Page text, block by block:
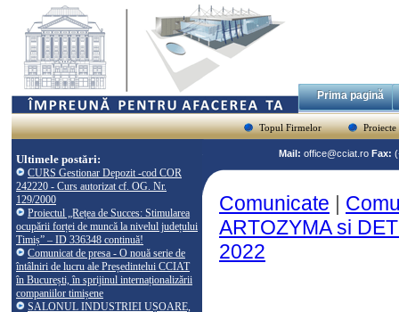
Prima pagină
Topul Firmelor Proiecte
Ultimele postări:
CURS Gestionar Depozit -cod COR
242220 - Curs autorizat cf. OG. Nr.
129/2000
Proiectul „Rețea de Succes: Stimularea
ocupării forței de muncă la nivelul județului
Timiș” – ID 336348 continuă!
Comunicat de presa - O nouă serie de
întâlniri de lucru ale Președintelui CCIAT
în București, în sprijinul internaționalizării
companiilor timișene
SALONUL INDUSTRIEI UȘOARE,
Mail: office@cciat.ro Fax:
Comunicate |
ARTOZYMA si
2022